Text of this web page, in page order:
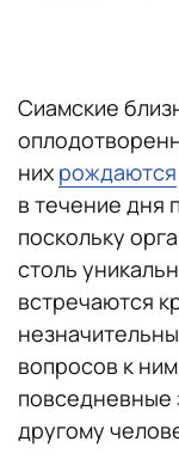
Сиамские
них рождаются
в течение дня
поскольку
столь
встречаются
вопросов к
повседневные
другому